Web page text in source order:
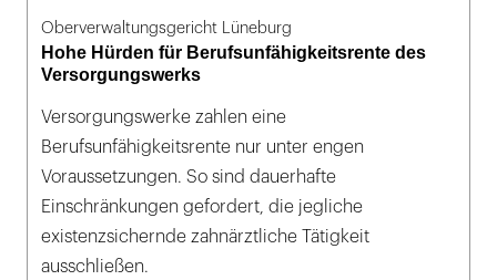
Oberverwaltungsgericht Lüneburg
Hohe Hürden für Berufsunfähigkeitsrente des
Versorgungswerks
Versorgungswerke zahlen eine
Berufsunfähigkeitsrente nur unter engen
Voraussetzungen. So sind dauerhafte
Einschränkungen gefordert, die jegliche
existenzsichernde zahnärztliche Tätigkeit
ausschließen.